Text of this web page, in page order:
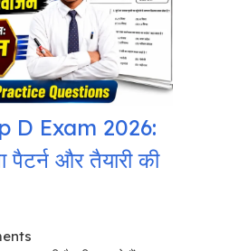
D Exam 2026:
पैटर्न और तैयारी की